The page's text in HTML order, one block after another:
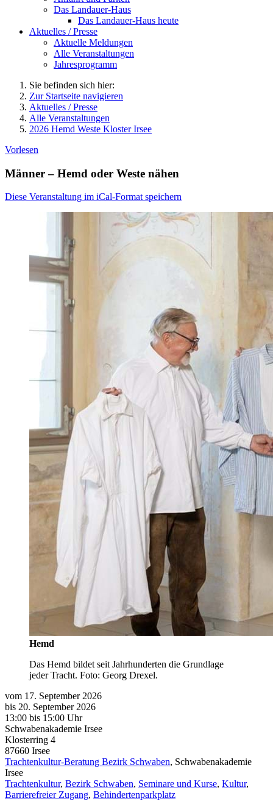
Das Landauer-Haus
Das Landauer-Haus heute
Aktuelles / Presse
Aktuelle Meldungen
Alle Veranstaltungen
Jahresprogramm
Sie befinden sich hier:
Zur Startseite navigieren
Aktuelles / Presse
Alle Veranstaltungen
2026 Hemd Weste Kloster Irsee
Vorlesen
Männer – Hemd oder Weste nähen
Diese Veranstaltung im iCal-Format speichern
Hemd
Das Hemd bildet seit Jahrhunderten die Grundlage
jeder Tracht. Foto: Georg Drexel.
vom 17. September 2026
bis 20. September 2026
13:00 bis 15:00 Uhr
Schwabenakademie Irsee
Klosterring 4
87660 Irsee
Trachtenkultur-Beratung Bezirk Schwaben, Schwabenakademie
Irsee
Trachtenkultur, Bezirk Schwaben, Seminare und Kurse, Kultur,
Barrierefreier Zugang, Behindertenparkplatz